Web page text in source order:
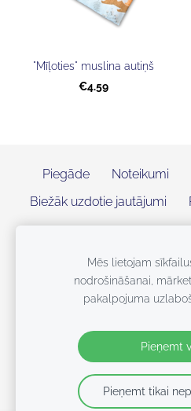
"Mīļoties" muslina autiņš
€4.59
Piegāde Noteikumi
Biežāk uzdotie jautājumi
Mēs lietojam
nodrošināšanai,
pakalpojuma
Pieņemt
Pieņemt tikai